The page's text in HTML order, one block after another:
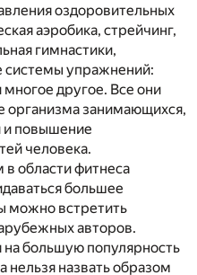
оздоровительных
аэробика, стрейчинг,
гимнастики,
системы упражнений:
многое другое. Все они
организма занимающихся,
и повышение
человека.
области фитнеса
большее
можно встретить
авторов.
большую популярность
нельзя назвать образом